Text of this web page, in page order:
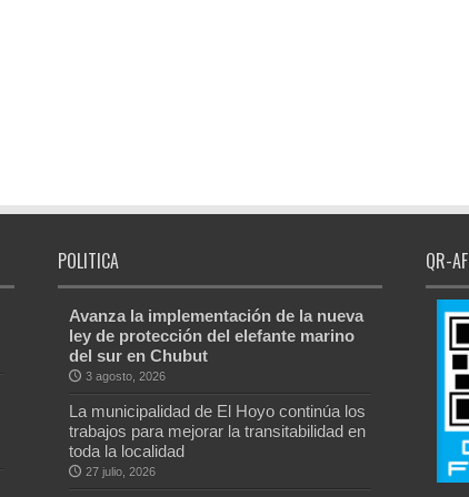
POLITICA
Avanza la implementación de la nueva
ley de protección del elefante marino
del sur en Chubut
3 agosto, 2026
La municipalidad de El Hoyo continúa los
trabajos para mejorar la transitabilidad en
toda la localidad
27 julio, 2026
QR-